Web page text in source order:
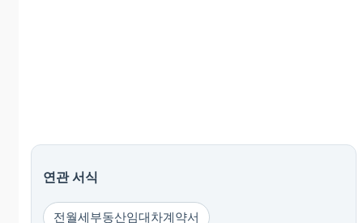
연관 서식
전월세부동산임대차계약서